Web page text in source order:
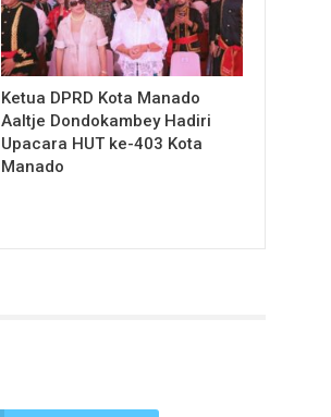
Ketua DPRD Kota Manado
Aaltje Dondokambey Hadiri
Upacara HUT ke-403 Kota
Manado